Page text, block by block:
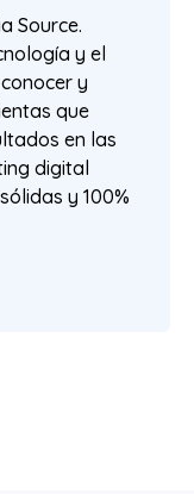
Source.
y el
y
que
en las
digital
y 100%